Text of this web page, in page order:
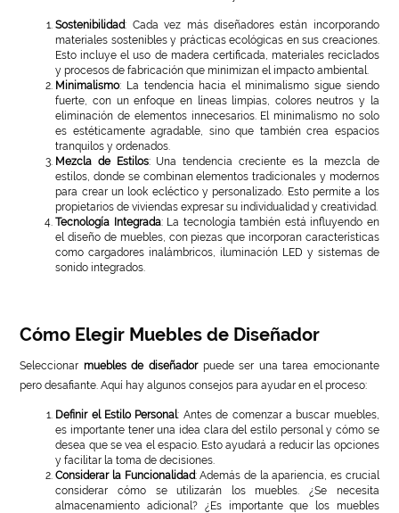
Sostenibilidad: Cada vez más diseñadores están incorporando
materiales sostenibles y prácticas ecológicas en sus creaciones.
Esto incluye el uso de madera certificada, materiales reciclados
y procesos de fabricación que minimizan el impacto ambiental.
Minimalismo: La tendencia hacia el minimalismo sigue siendo
fuerte, con un enfoque en líneas limpias, colores neutros y la
eliminación de elementos innecesarios. El minimalismo no solo
es estéticamente agradable, sino que también crea espacios
tranquilos y ordenados.
Mezcla de Estilos: Una tendencia creciente es la mezcla de
estilos, donde se combinan elementos tradicionales y modernos
para crear un look ecléctico y personalizado. Esto permite a los
propietarios de viviendas expresar su individualidad y creatividad.
Tecnología Integrada: La tecnología también está influyendo en
el diseño de muebles, con piezas que incorporan características
como cargadores inalámbricos, iluminación LED y sistemas de
sonido integrados.
Cómo Elegir Muebles de Diseñador
Seleccionar muebles de diseñadorpuede ser una tarea emocionante
pero desafiante. Aquí hay algunos consejos para ayudar en el proceso:
Definir el Estilo Personal: Antes de comenzar a buscar muebles,
es importante tener una idea clara del estilo personal y cómo se
desea que se vea el espacio. Esto ayudará a reducir las opciones
y facilitar la toma de decisiones.
Considerar la Funcionalidad: Además de la apariencia, es crucial
considerar cómo se utilizarán los muebles. ¿Se necesita
almacenamiento adicional? ¿Es importante que los muebles